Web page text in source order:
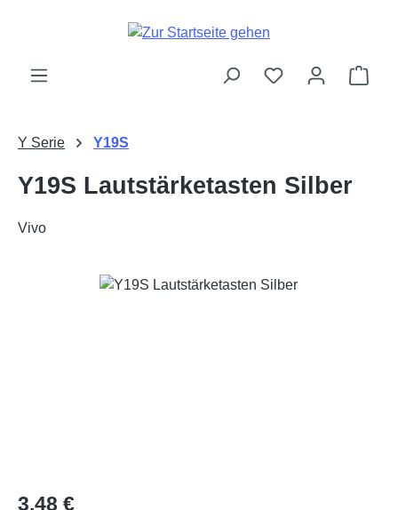
Zum Hauptinhalt springen
Y Serie Y19S
Y19S Lautstärketasten Silber
Vivo
Bildergalerie überspringen
Regulärer Preis:
3,48 €